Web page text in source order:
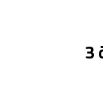
تردد قناة أبوظبي الرياضية 3